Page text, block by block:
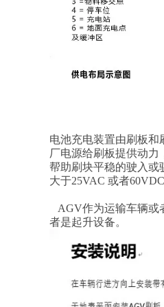
电池充电装置由刷板
厂电源给刷板提供动
帮助刷块平稳的驶入或
大于25VAC 或者
AGV作为运输车辆或
者是起升设备。